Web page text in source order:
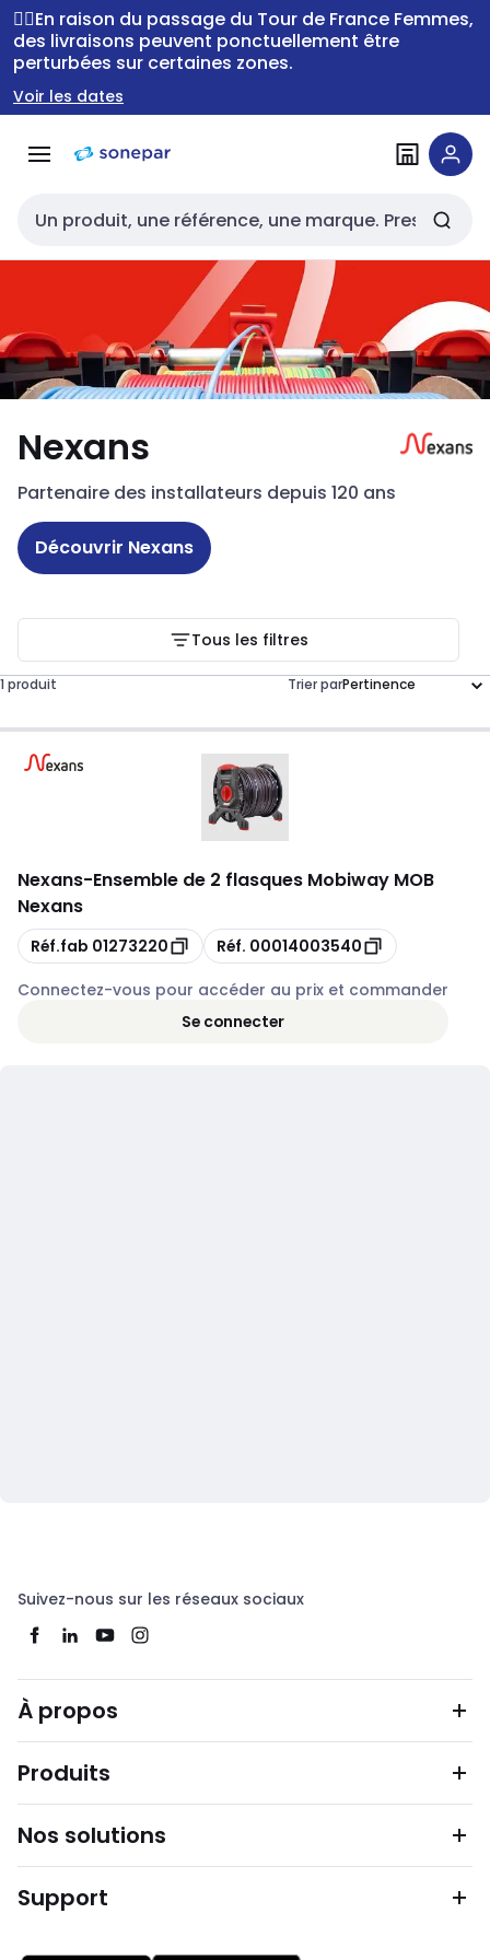
Passer à la
navigation
Passer
au
contenu
🚴‍♂️En raison du passage du Tour de France Femmes,
des livraisons peuvent ponctuellement être
perturbées sur certaines zones.
Voir les dates
Entrée de recherche
Nexans
Partenaire des installateurs depuis 120 ans
Découvrir Nexans
Tous les filtres
1 produit Trier par
Nexans-Ensemble de 2 flasques Mobiway MOB
Nexans
Copie
Réf.fab 01273220 Copie
Réf. 00014003540
Connectez-vous pour accéder au prix et commander
Se connecter
Suivez-nous sur les réseaux sociaux
À propos
Produits
Nos solutions
Support